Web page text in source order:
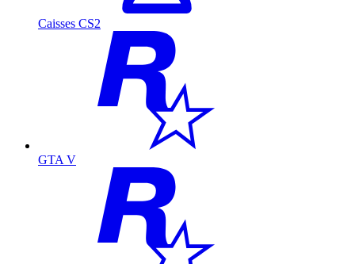
Caisses CS2
GTA V